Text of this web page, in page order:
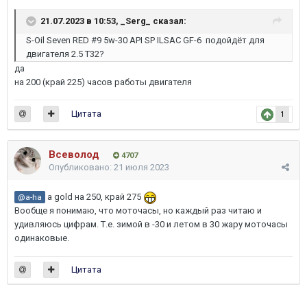
21.07.2023 в 10:53, _Serg_
сказал:
S-Oil Seven RED #9 5w-30 API SP ILSAC GF-6 подойдёт для
двигателя 2.5 Т32?
да
на 200 (край 225) часов работы двигателя
1
Цитата
Всеволод 4707
Опубликовано: 21 июля 2023
@a-ha
а gold на 250, край 275
Вообще я понимаю, что моточасы, но каждый раз читаю и
удивляюсь цифрам. Т.е. зимой в -30 и летом в 30 жару моточасы
одинаковые.
Цитата